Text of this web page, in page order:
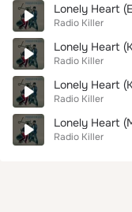
Lonely Heart
Radio Killer
Radio Killer
Lonely Heart
Radio Killer
Lonely Heart
Radio Killer